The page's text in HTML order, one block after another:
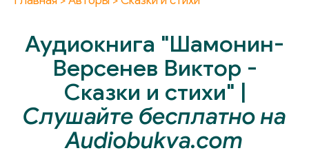
Аудиокнига "Шамонин-
Версенев Виктор -
Сказки и стихи" |
Слушайте бесплатно на
Audiobukva.com